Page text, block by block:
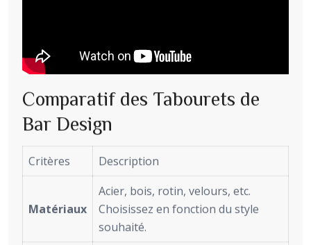
Comparatif des Tabourets de
Bar Design
Critères Description
Matériaux
Acier, bois, rotin, velours, etc.
Choisissez en fonction du style
souhaité.